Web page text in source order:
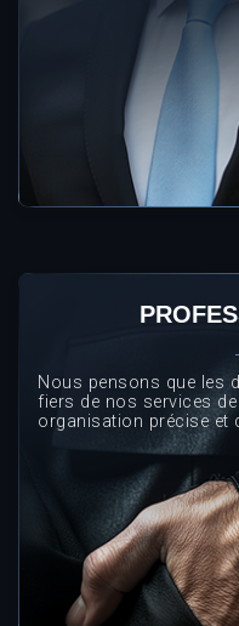
Nous pensons que les
fiers de nos services
organisation précise et